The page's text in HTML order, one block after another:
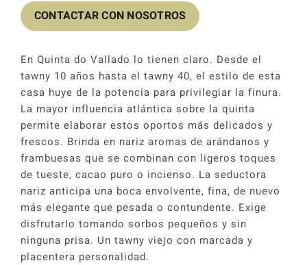
CONTACTAR CON NOSOTROS
En Quinta do Vallado lo tienen claro. Desde el
tawny 10 años hasta el tawny 40, el estilo de esta
casa huye de la potencia para privilegiar la finura.
La mayor influencia atlántica sobre la quinta
permite elaborar estos oportos más delicados y
frescos. Brinda en nariz aromas de arándanos y
frambuesas que se combinan con ligeros toques
de tueste, cacao puro o incienso. La seductora
nariz anticipa una boca envolvente, fina, de nuevo
más elegante que pesada o contundente. Exige
disfrutarlo tomando sorbos pequeños y sin
ninguna prisa. Un tawny viejo con marcada y
placentera personalidad.